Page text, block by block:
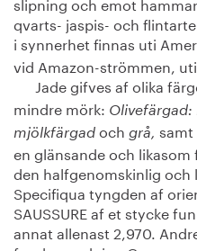
qvarts- jaspis- och
i synnerhet finnas uti
vid Amazon-strömmen,
Jade gifves af olika
mindre mörk: Olivefärgad:
mjölkfärgad och grå, samt
en glänsande och
den halfgenomskinlig
Specifiqua tyngden af
SAUSSURE af et stycke
annat allenast 2,970.